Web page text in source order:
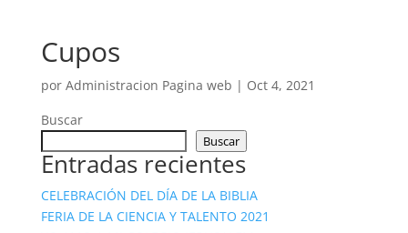
Cupos
por Administracion Pagina web | Oct 4, 2021
Buscar
Buscar
Entradas recientes
CELEBRACIÓN DEL DÍA DE LA BIBLIA
FERIA DE LA CIENCIA Y TALENTO 2021